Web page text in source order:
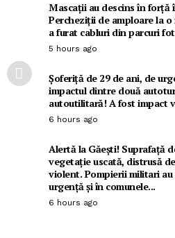
Mascații au descins în forță
Percheziții de amploare la o
a furat cabluri din parcuri
5 hours ago
Șoferiță de 29 de ani, de
impactul dintre două
autoutilitară! A fost impact
6 hours ago
Alertă la Găești! Suprafață
vegetație uscată, distrusă
violent. Pompierii militari
urgență și în comunele...
6 hours ago